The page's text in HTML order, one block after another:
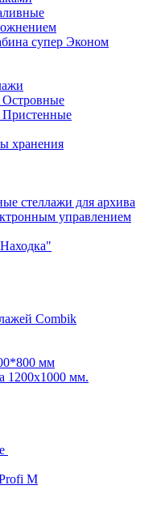
супер Эконом
хранения
стеллажи для архива
управлением
Combik
мм
1200х1000 мм.
M